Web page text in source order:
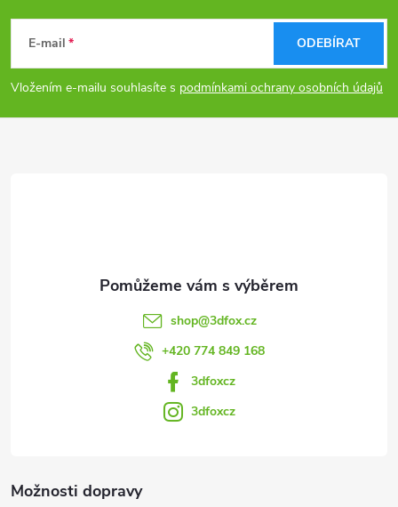
p
E-mail
Vložením e-mailu souhlasíte s podmínkami ochrany osobních údajů
ODEBÍRAT
Možnosti dopravy
shop@3dfox.cz
+420 774 849 168
3dfoxcz
3dfoxcz